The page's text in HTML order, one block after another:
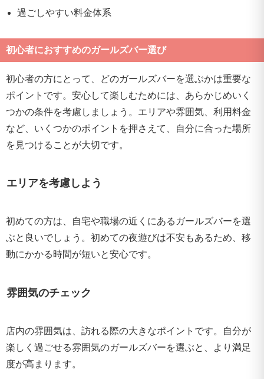
過ごしやすい料金体系
初心者におすすめのガールズバー選び
初心者の方にとって、どのガールズバーを選ぶかは重要な
ポイントです。安心して楽しむためには、あらかじめいく
つかの条件を考慮しましょう。エリアや雰囲気、利用料金
など、いくつかのポイントを押さえて、自分に合った場所
を見つけることが大切です。
エリアを考慮しよう
初めての方は、自宅や職場の近くにあるガールズバーを選
ぶと良いでしょう。初めての夜遊びは不安もあるため、移
動にかかる時間が短いと安心です。
雰囲気のチェック
店内の雰囲気は、訪れる際の大きなポイントです。自分が
楽しく過ごせる雰囲気のガールズバーを選ぶと、より満足
度が高まります。